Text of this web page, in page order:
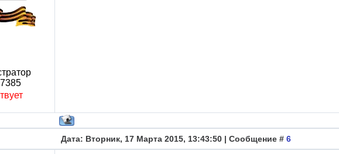
Дата: Вторник, 17 Марта 2015, 13:43:50 | Сообщение # 6